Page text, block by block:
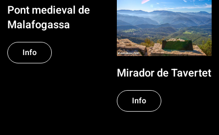
Pont medieval de
Malafogassa
Info
Mirador de Tavertet
Info